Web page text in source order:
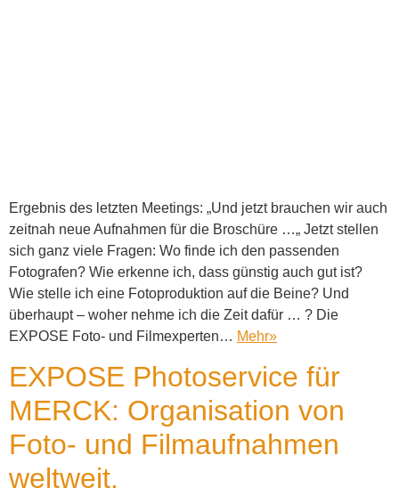
Ergebnis des letzten Meetings: „Und jetzt brauchen wir auch
zeitnah neue Aufnahmen für die Broschüre …„ Jetzt stellen
sich ganz viele Fragen: Wo finde ich den passenden
Fotografen? Wie erkenne ich, dass günstig auch gut ist?
Wie stelle ich eine Fotoproduktion auf die Beine? Und
überhaupt – woher nehme ich die Zeit dafür … ? Die
EXPOSE Foto- und Filmexperten… Mehr»
EXPOSE Photoservice für
MERCK: Organisation von
Foto- und Filmaufnahmen
weltweit.